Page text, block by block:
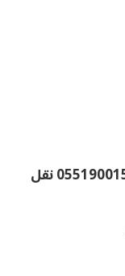
سيارة نقل دبش العروس في الرياض 0551900150 نقل